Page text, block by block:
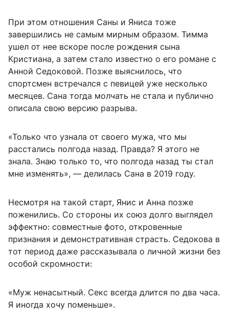
При этом отношения Саны и Яниса тоже
завершились не самым мирным образом. Тимма
ушел от нее вскоре после рождения сына
Кристиана, а затем стало известно о его романе с
Анной Седоковой. Позже выяснилось, что
спортсмен встречался с певицей уже несколько
месяцев. Сана тогда молчать не стала и публично
описала свою версию разрыва.
«Только что узнала от своего мужа, что мы
расстались полгода назад. Правда? Я этого не
знала. Знаю только то, что полгода назад ты стал
мне изменять», — делилась Сана в 2019 году.
Несмотря на такой старт, Янис и Анна позже
поженились. Со стороны их союз долго выглядел
эффектно: совместные фото, откровенные
признания и демонстративная страсть. Седокова в
тот период даже рассказывала о личной жизни без
особой скромности:
«Муж ненасытный. Секс всегда длится по два часа.
Я иногда хочу поменьше».